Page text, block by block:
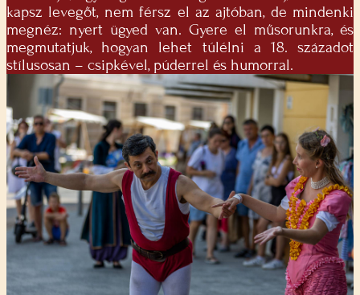
kapsz levegőt, nem férsz el az ajtóban, de mindenki
megnéz: nyert ügyed van. Gyere el műsorunkra, és
megmutatjuk, hogyan lehet túlélni a 18. századot
stílusosan – csipkével, púderrel és humorral.